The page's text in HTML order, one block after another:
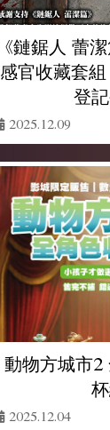
《鏈鋸人 蕾
感官收藏套
登
2025.12.09
動物方城市2
2025.12.04